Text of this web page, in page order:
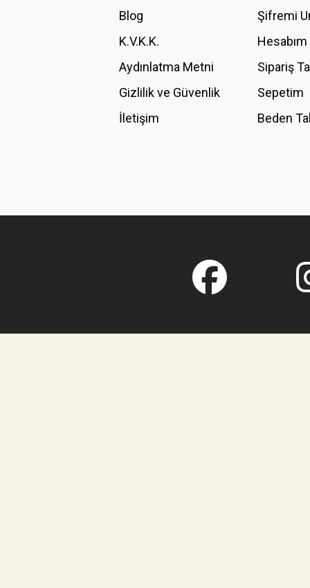
Ürün fiyatı diğer sitelerden daha pahalı.
Bu ürüne benzer farklı alternatifler olmalı.
Blog
K.V.K.K.
Aydınlatma Metni
Gizlilik ve Güvenlik
İletişim
Şifremi
Hesabım
Sipariş
Sepetim
Beden